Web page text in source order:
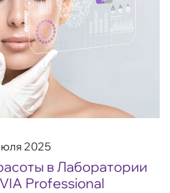
2025
в Лаборатории
Professional